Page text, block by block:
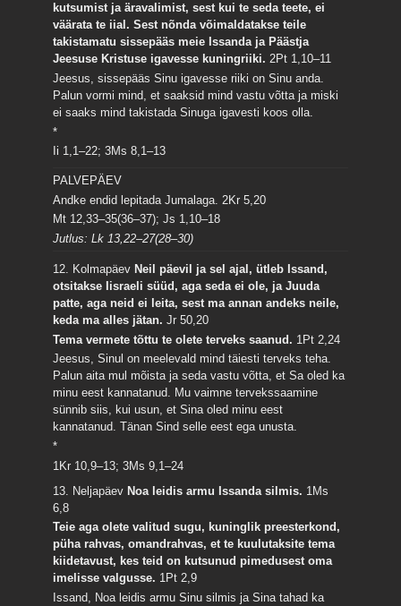
kutsumist ja äravalimist, sest kui te seda teete, ei
väärata te iial. Sest nõnda võimaldatakse teile
takistamatu sissepääs meie Issanda ja Päästja
Jeesuse Kristuse igavesse kuningriiki.2Pt 1,10–11
Jeesus, sissepääs Sinu igavesse riiki on Sinu anda.
Palun vormi mind, et saaksid mind vastu võtta ja miski
ei saaks mind takistada Sinuga igavesti koos olla.
*
Ii 1,1–22; 3Ms 8,1–13
PALVEPÄEV
Andke endid lepitada Jumalaga. 2Kr 5,20
Mt 12,33–35(36–37); Js 1,10–18
Jutlus: Lk 13,22–27(28–30)
12. Kolmapäev Neil päevil ja sel ajal, ütleb Issand,
otsitakse Iisraeli süüd, aga seda ei ole, ja Juuda
patte, aga neid ei leita, sest ma annan andeks neile,
keda ma alles jätan.Jr 50,20
Tema vermete tõttu te olete terveks saanud. 1Pt 2,24
Jeesus, Sinul on meelevald mind täiesti terveks teha.
Palun aita mul mõista ja seda vastu võtta, et Sa oled ka
minu eest kannatanud. Mu vaimne tervekssaamine
sünnib siis, kui usun, et Sina oled minu eest
kannatanud. Tänan Sind selle eest ega unusta.
*
1Kr 10,9–13; 3Ms 9,1–24
13. NeljapäevNoa leidis armu Issanda silmis. 1Ms
6,8
Teie aga olete valitud sugu, kuninglik preesterkond,
püha rahvas, omandrahvas, et te kuulutaksite tema
kiidetavust, kes teid on kutsunud pimedusest oma
imelisse valgusse. 1Pt 2,9
Issand, Noa leidis armu Sinu silmis ja Sina tahad ka